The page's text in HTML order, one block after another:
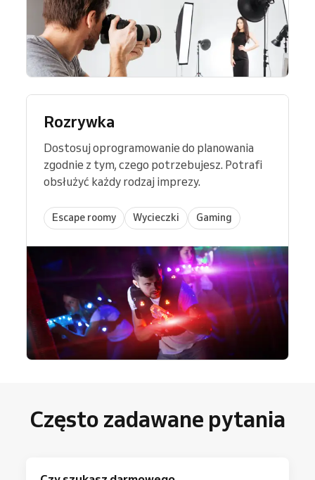
Rozrywka
Dostosuj oprogramowanie do planowania
zgodnie z tym, czego potrzebujesz. Potrafi
obsłużyć każdy rodzaj imprezy.
Escape roomy Wycieczki Gaming
Często zadawane pytania